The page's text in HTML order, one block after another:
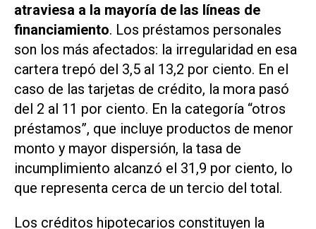
atraviesa a la mayoría de las líneas de
financiamiento. Los préstamos personales
son los más afectados: la irregularidad en esa
cartera trepó del 3,5 al 13,2 por ciento. En el
caso de las tarjetas de crédito, la mora pasó
del 2 al 11 por ciento. En la categoría “otros
préstamos”, que incluye productos de menor
monto y mayor dispersión, la tasa de
incumplimiento alcanzó el 31,9 por ciento, lo
que representa cerca de un tercio del total.
Los créditos hipotecarios constituyen la